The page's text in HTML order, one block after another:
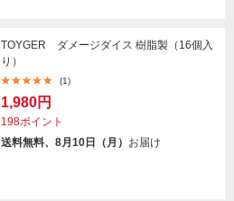
TOYGER ダメージダイス 樹脂製（16個入
り）
(1)
1,980円
198ポイント
送料無料、8月10日（月） お届け